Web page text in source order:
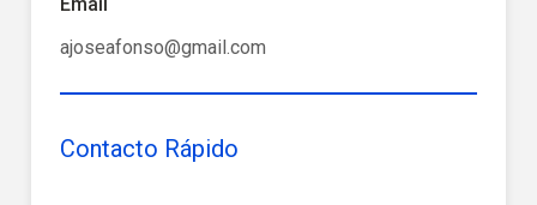
ajoseafonso@gmail.com
Contacto Rápido